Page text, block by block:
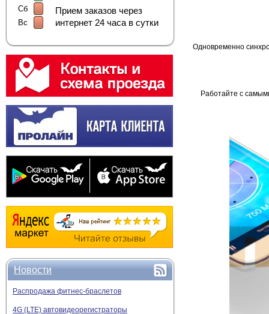
Сб
Вс
Прием заказов через
интернет 24 часа в сутки
Новости
Распродажа фитнес-браслетов
4G (LTE) автовидеорегистраторы
Одновременно
Работайте с